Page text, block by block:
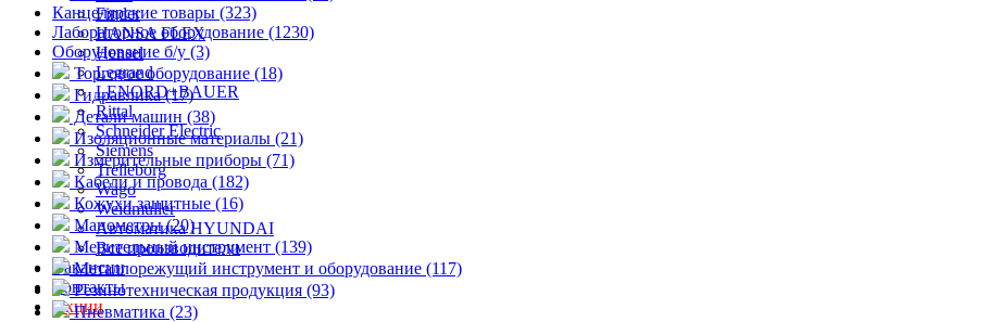
Finder
HANSA FLEX
Hensel
Legrand
LENORD+BAUER
Rittal
Schneider Electric
Siemens
Trelleborg
Wago
Weidmuller
Автоматика HYUNDAI
Все производители
Вакансии
Контакты
Акции
Канцелярские товары (323)
Лабораторное оборудование (1230)
Оборудование б/у (3)
Торговое оборудование (18)
Гидравлика (17)
Детали машин (38)
Изоляционные материалы (21)
Измерительные приборы (71)
Кабели и провода (182)
Кожухи защитные (16)
Манометры (20)
Мерительный инструмент (139)
Металлорежущий инструмент и оборудование (117)
Резинотехническая продукция (93)
Пневматика (23)